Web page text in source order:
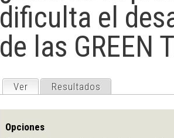
dificulta el
de las GREEN
Ver Resultados
Opciones